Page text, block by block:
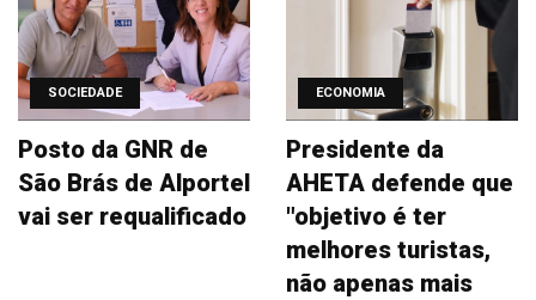
SOCIEDADE
Posto da GNR de
São Brás de Alportel
vai ser requalificado
ECONOMIA
Presidente da
AHETA defende que
"objetivo é ter
melhores turistas,
não apenas mais